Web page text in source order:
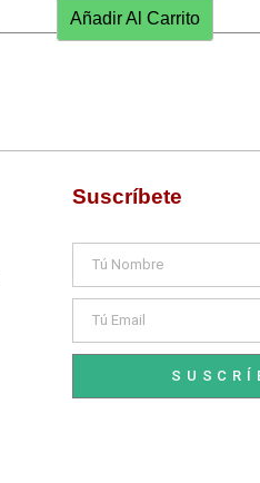
Añadir Al Carrito
Suscríbete